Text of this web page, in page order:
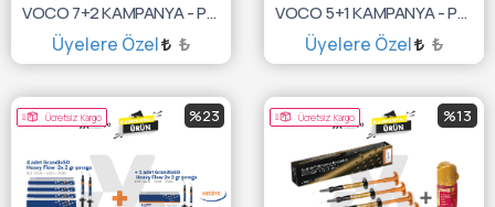
VOCO 7+2 KAMPANYA - Polofil NHT Flow 1,8gr.
Üyelere Özel ₺
SEPETE EKLE
VOCO 5+1 KAMPANYA - Polofil NHT 4gr. + Bondfix 2ml.
Üyelere Özel ₺
SEPETE EKLE
%23
Ücretsiz Kargo %13
Ücretsiz Kargo